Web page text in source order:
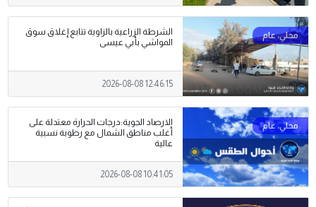
الشرطة الزراعية بالزاوية تتابع إغلاق سوق
المواشي بأبي عيسى
2026-08-08 12:46:15
الارصاد الجوية:درجات الحرارة معتدلة على
أغلب مناطق الشمال مع رطوبة نسبية
عالية
2026-08-08 10:41:05